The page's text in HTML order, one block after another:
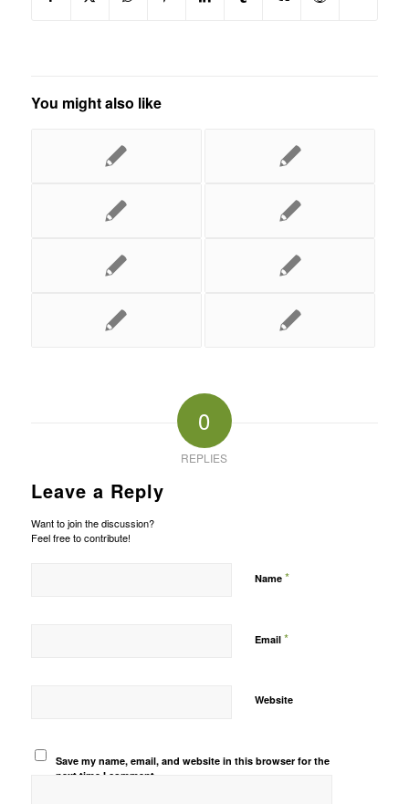
You might also like
0
REPLIES
Leave a Reply
Want to join the discussion?
Feel free to contribute!
Name *
Email *
Website
Save my name, email, and website in this browser for the
next time I comment.